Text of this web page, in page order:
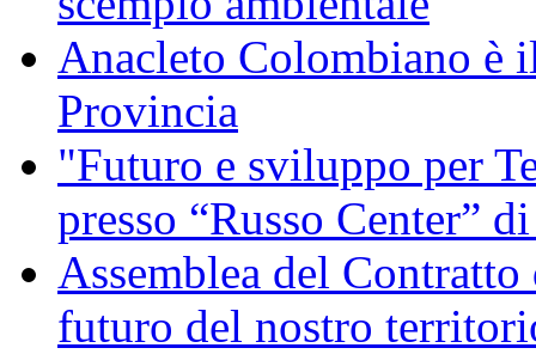
Anacleto Colombiano è
Provincia
"Futuro e sviluppo per
presso “Russo Center”
Assemblea del
futuro del nostro